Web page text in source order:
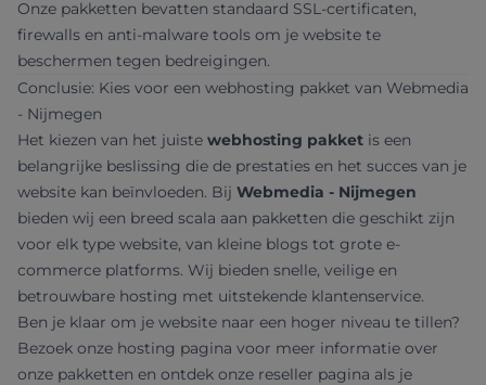
Onze pakketten bevatten standaard SSL-certificaten,
firewalls en anti-malware tools om je website te
beschermen tegen bedreigingen.
Conclusie: Kies voor een webhosting pakket van Webmedia
- Nijmegen
Het kiezen van het juiste webhosting pakket is een
belangrijke beslissing die de prestaties en het succes van je
website kan beïnvloeden. Bij Webmedia - Nijmegen
bieden wij een breed scala aan pakketten die geschikt zijn
voor elk type website, van kleine blogs tot grote e-
commerce platforms. Wij bieden snelle, veilige en
betrouwbare hosting met uitstekende klantenservice.
Ben je klaar om je website naar een hoger niveau te tillen?
Bezoek onze hosting pagina voor meer informatie over
onze pakketten en ontdek onze reseller pagina als je